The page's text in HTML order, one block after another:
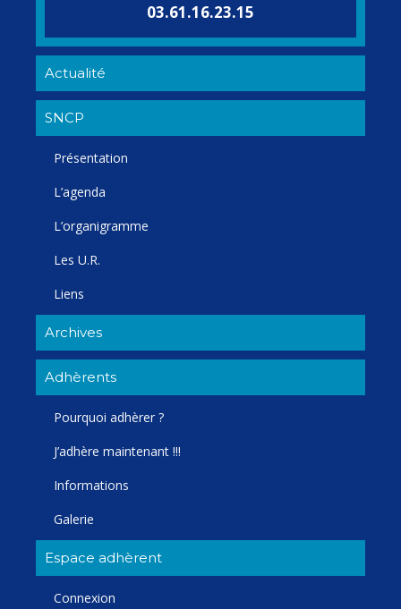
03.61.16.23.15
Actualité
SNCP
Présentation
L’agenda
L’organigramme
Les U.R.
Liens
Archives
Adhèrents
Pourquoi adhèrer ?
J’adhère maintenant !!!
Informations
Galerie
Espace adhèrent
Connexion